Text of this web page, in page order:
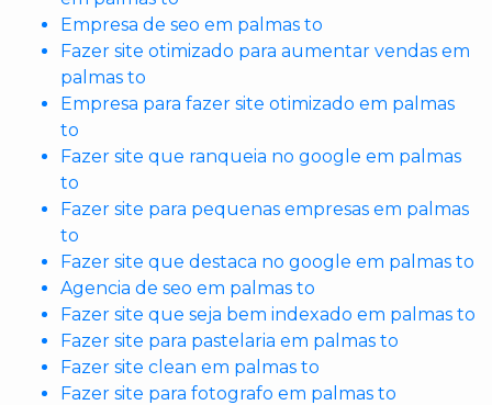
Empresa de seo em palmas to
Fazer site otimizado para aumentar vendas em
palmas to
Empresa para fazer site otimizado em palmas
to
Fazer site que ranqueia no google em palmas
to
Fazer site para pequenas empresas em palmas
to
Fazer site que destaca no google em palmas to
Agencia de seo em palmas to
Fazer site que seja bem indexado em palmas to
Fazer site para pastelaria em palmas to
Fazer site clean em palmas to
Fazer site para fotografo em palmas to